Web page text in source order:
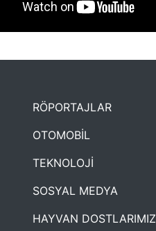
2. Yaş Kutlama Etkinliği
RÖPORTAJLAR
OTOMOBİL
TEKNOLOJİ
SOSYAL MEDYA
HAYVAN DOSTLARIMIZ